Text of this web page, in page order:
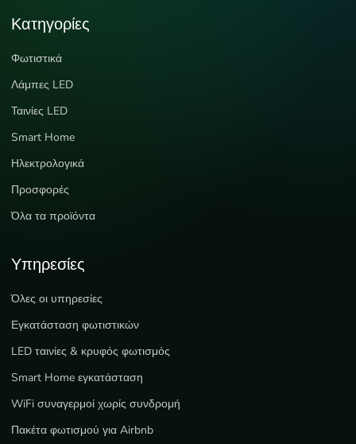
Κατηγορίες
Φωτιστικά
Λάμπες LED
Ταινίες LED
Smart Home
Ηλεκτρολογικά
Προσφορές
Όλα τα προϊόντα
Υπηρεσίες
Όλες οι υπηρεσίες
Εγκατάσταση φωτιστικών
LED ταινίες & κρυφός φωτισμός
Smart Home εγκατάσταση
WiFi συναγερμοί χωρίς συνδρομή
Πακέτα φωτισμού για Airbnb